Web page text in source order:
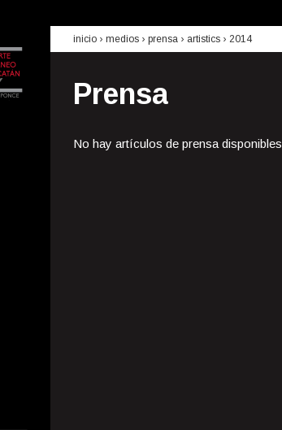
inicio › medios › prensa › artistics › 2014
Prensa
No hay artículos de prensa disponibles